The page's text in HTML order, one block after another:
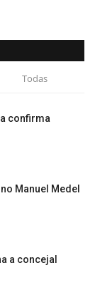
Todas
confirma
Manuel Medel
a concejal